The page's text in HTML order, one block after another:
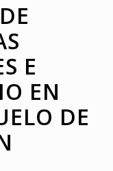
E
EN
DE